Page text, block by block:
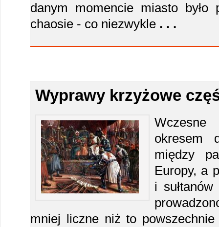
danym momencie miasto było
chaosie - co niezwykle . . .
Wyprawy krzyżowe
okresem
między
Europy, a
i
mniej liczne niż to